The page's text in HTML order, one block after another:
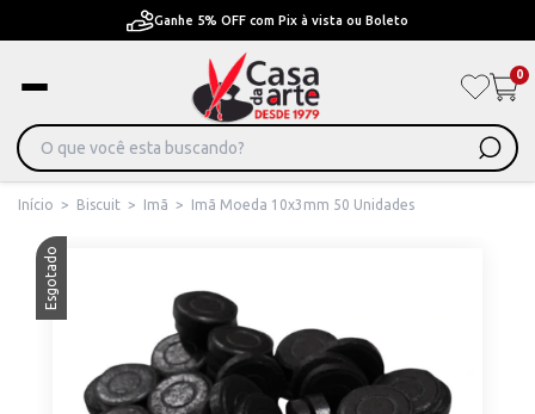
Pague em Até 6x sem juros ou ate 12x com juros
0
Início > Biscuit > Imã > Imã Moeda 10x3mm 50 Unidades
Esgotado